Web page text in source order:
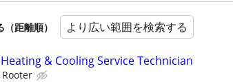
距離順） より広い範囲を検索する
& Cooling Service Technician
Rooter